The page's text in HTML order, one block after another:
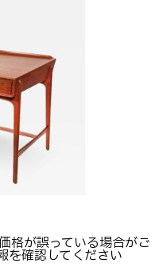
格が誤っている場合がご
を確認してください